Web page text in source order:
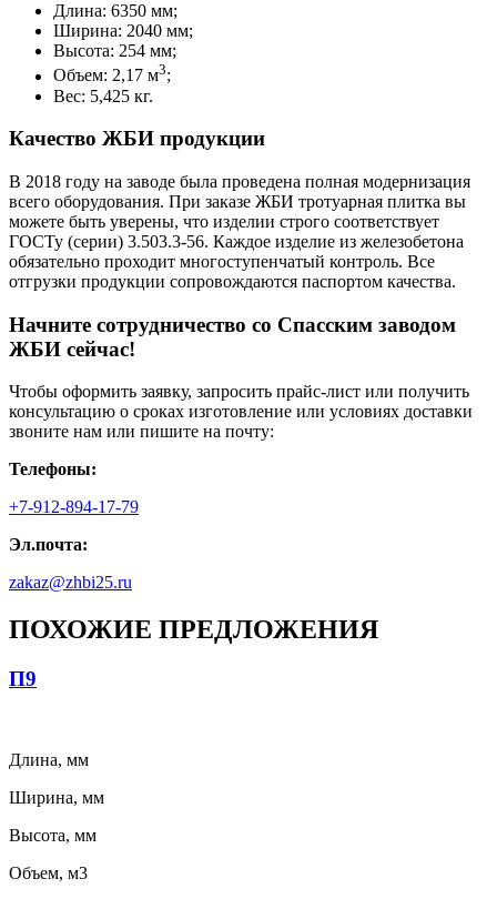
Длина: 6350 мм;
Ширина: 2040 мм;
Высота: 254 мм;
Объем: 2,17 м3;
Вес: 5,425 кг.
Качество ЖБИ продукции
В 2018 году на заводе была проведена полная модернизация
всего оборудования. При заказе ЖБИ тротуарная плитка вы
можете быть уверены, что изделии строго соответствует
ГОСТу (серии) 3.503.3-56. Каждое изделие из железобетона
обязательно проходит многоступенчатый контроль. Все
отгрузки продукции сопровождаются паспортом качества.
Начните сотрудничество со Cпасским заводом
ЖБИ сейчас!
Чтобы оформить заявку, запросить прайс-лист или получить
консультацию о сроках изготовление или условиях доставки
звоните нам или пишите на почту:
Телефоны:
+7-912-894-17-79
Эл.почта:
zakaz@zhbi25.ru
ПОХОЖИЕ ПРЕДЛОЖЕНИЯ
П9
Длина, мм
Ширина, мм
Высота, мм
Объем, м3